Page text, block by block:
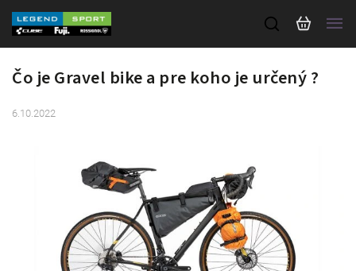
Čo je Gravel bike a pre koho je určený ?
6.10.2022